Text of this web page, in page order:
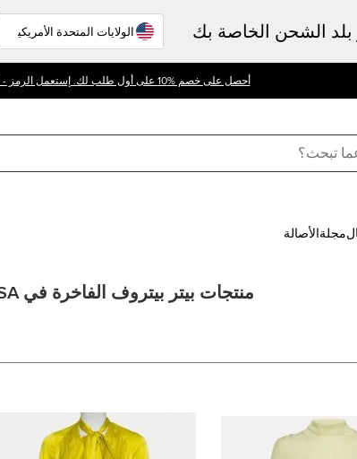
بلد الشحن الخاصة بك
أحصل على خصم %10 على أول طلب لك. إستعمل الرمز - WELCOME10
مجلة الأصالة
منتجات بيتر بيتروف الفاخرة في USA